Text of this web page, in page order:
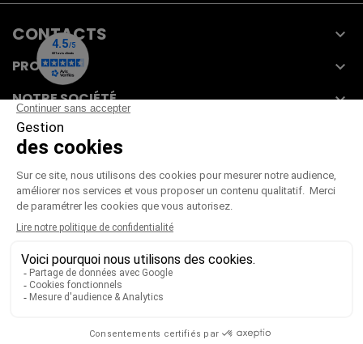
CONTACTS 
PRODUITS 
NOTRE SOCIÉTÉ 
VOTRE COMPTE
CGV|CGU |Mentions légales
Paiement sécurisé
Télécharger notre catalogue